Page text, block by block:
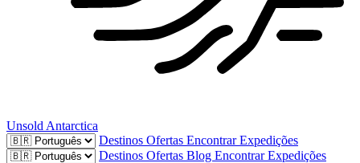
Unsold Antarctica
Destinos Ofertas Encontrar Expedições
Destinos Ofertas Blog Encontrar Expedições